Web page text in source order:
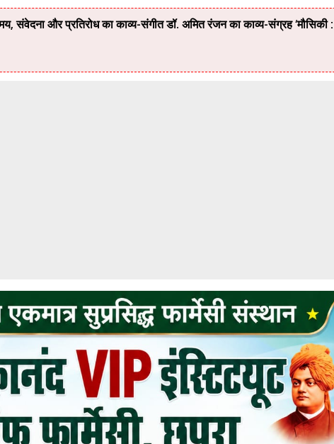
और प्रतिरोध का काव्य-संगीत डॉ. अमित रंजन का काव्य-संग्रह ‘मौसिकी :